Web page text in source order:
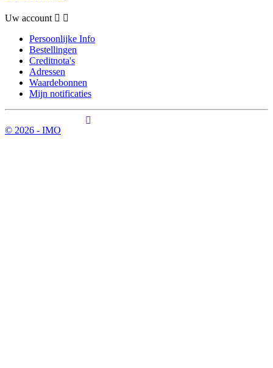
Uw account
Persoonlijke Info
Bestellingen
Creditnota's
Adressen
Waardebonnen
Mijn notificaties
© 2026 - IMO